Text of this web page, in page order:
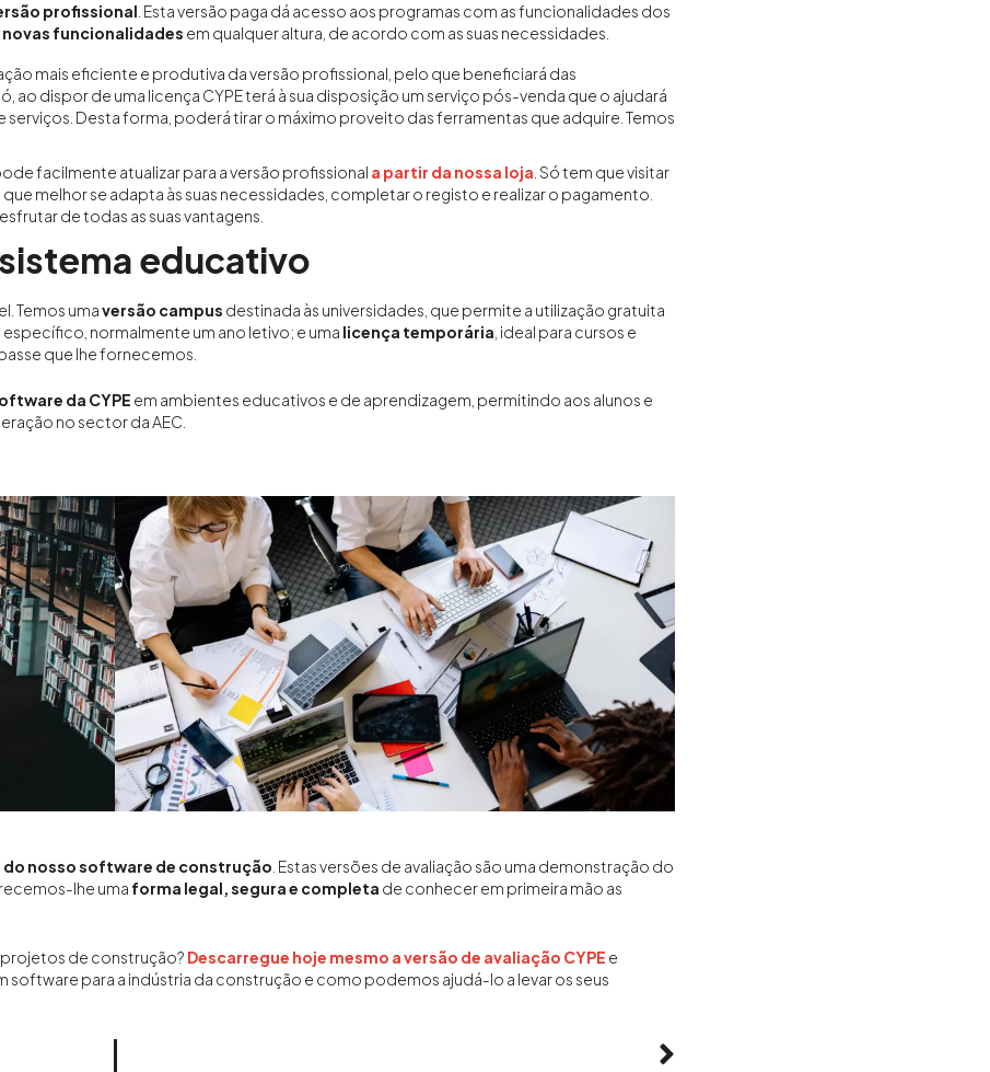
profissional . Esta versão paga dá acesso aos programas com as funcionalidades dos
novas funcionalidades em qualquer altura, de acordo com as suas necessidades.
mais eficiente e produtiva da versão profissional, pelo que beneficiará das
ao dispor de uma licença CYPE terá à sua disposição um serviço pós-venda que o ajudará
serviços. Desta forma, poderá tirar o máximo proveito das ferramentas que adquire. Temos
facilmente atualizar para a versão profissional a partir da nossa loja . Só tem que visitar
melhor se adapta às suas necessidades, completar o registo e realizar o pagamento.
de todas as suas vantagens.
educativo
Temos umaversão campus destinada às universidades, que permite a utilização gratuita
normalmente um ano letivo; e uma licença temporária , ideal para cursos e
que lhe fornecemos.
da CYPE em ambientes educativos e de aprendizagem, permitindo aos alunos e
no sector da AEC.
nosso software de construção . Estas versões de avaliação são uma demonstração do
lhe uma forma legal, segura e completa de conhecer em primeira mão as
de construção? Descarregue hoje mesmo a versão de avaliação CYPE e
para a indústria da construção e como podemos ajudá-lo a levar os seus
Próximo